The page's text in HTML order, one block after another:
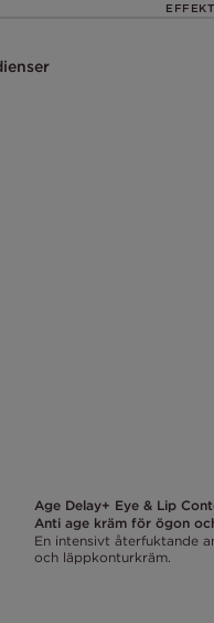
EFFEKT
Age Delay+ Eye & Lip
Anti age kräm för ögon
En intensivt återfuktande
och läppkonturkräm.